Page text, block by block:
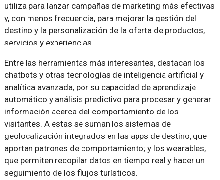
utiliza para lanzar campañas de marketing más efectivas
y, con menos frecuencia, para mejorar la gestión del
destino y la personalización de la oferta de productos,
servicios y experiencias.
Entre las herramientas más interesantes, destacan los
chatbots y otras tecnologías de inteligencia artificial y
analítica avanzada, por su capacidad de aprendizaje
automático y análisis predictivo para procesar y generar
información acerca del comportamiento de los
visitantes. A estas se suman los sistemas de
geolocalización integrados en las apps de destino, que
aportan patrones de comportamiento; y los wearables,
que permiten recopilar datos en tiempo real y hacer un
seguimiento de los flujos turísticos.